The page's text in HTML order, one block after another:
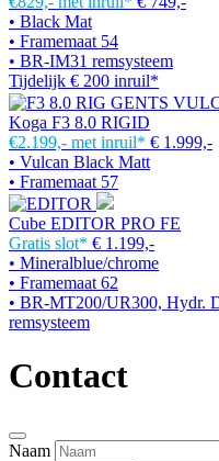
• Black Mat
• Framemaat 54
• BR-IM31 remsysteem
Tijdelijk € 200 inruil*
Koga F3 8.0 RIGID
€2.199,- met inruil* € 1.999,-
• Vulcan Black Matt
• Framemaat 57
Cube EDITOR PRO FE
Gratis slot* € 1.199,-
• Mineralblue/chrome
• Framemaat 62
• BR-MT200/UR300, Hydr.
remsysteem
Contact
Naam